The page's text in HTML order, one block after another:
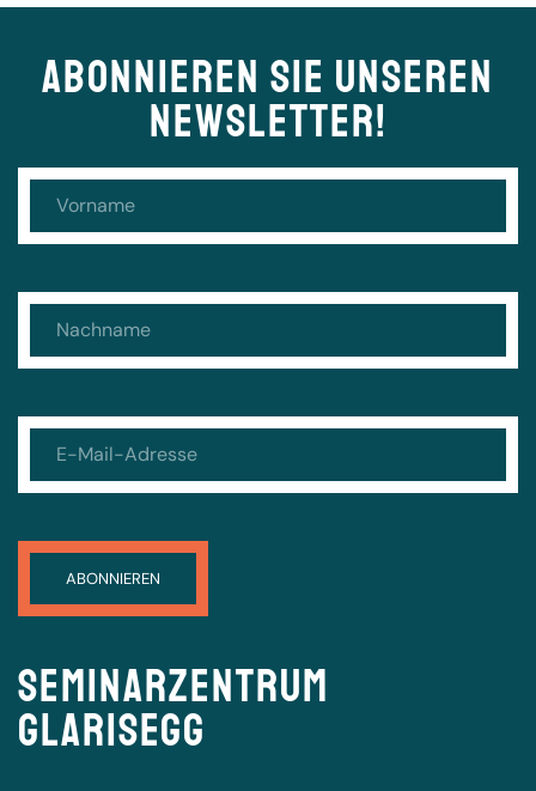
ABONNIEREN SIE UNSEREN
NEWSLETTER!
Seminarzentrum
Glarisegg